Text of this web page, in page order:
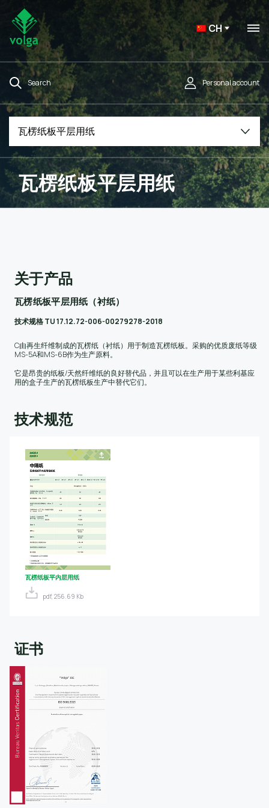
CH
Search Personal account
瓦楞纸板平层用纸
瓦楞纸板平层用纸
关于产品
瓦楞纸板平层用纸（衬纸）
技术规格 TU 17.12.72-006-00279278-2018
C由再生纤维制成的瓦楞纸（衬纸）用于制造瓦楞纸板。采购的优质废纸等级
MS-5A和MS-6B作为生产原料。
它是昂贵的纸板/天然纤维纸的良好替代品，并且可以在生产用于某些利基应
用的盒子生产的瓦楞纸板生产中替代它们。
技术规范
瓦楞纸板平内层用纸
pdf, 256.69 Kb
证书